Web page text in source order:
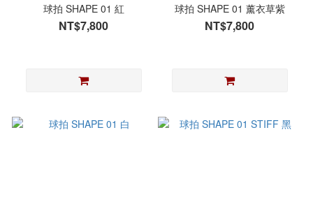
球拍 SHAPE 01 紅
NT$7,800
球拍 SHAPE 01 薰衣草紫
NT$7,800